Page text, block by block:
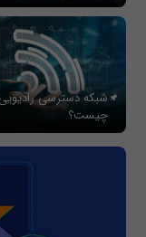
شبکه دسترسی رادیویی
چیست؟